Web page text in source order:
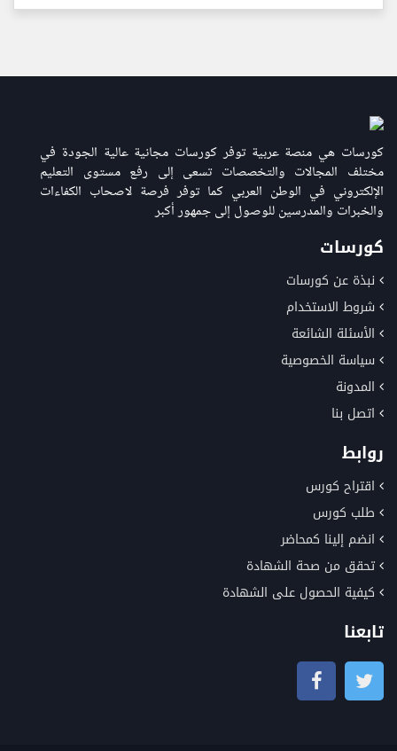
كورسات هي منصة عربية توفر كورسات مجانية عالية الجودة في
مختلف المجالات والتخصصات تسعى إلى رفع مستوى التعليم
الإلكتروني في الوطن العربي كما توفر فرصة لاصحاب الكفاءات
والخبرات والمدرسين للوصول إلى جمهور أكبر
كورسات
نبذة عن كورسات
شروط الاستخدام
الأسئلة الشائعة
سياسة الخصوصية
المدونة
اتصل بنا
روابط
اقتراح كورس
طلب كورس
انضم إلينا كمحاضر
تحقق من صحة الشهادة
كيفية الحصول على الشهادة
تابعنا